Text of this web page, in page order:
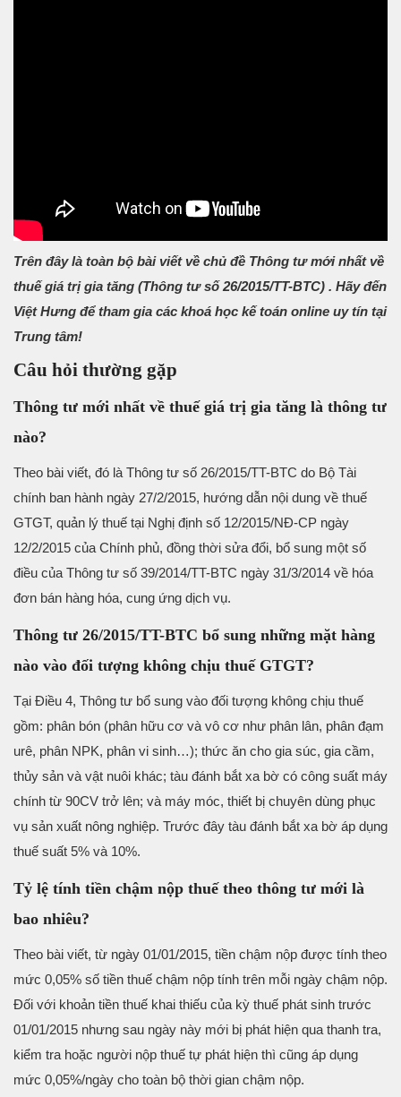
Trên đây là toàn bộ bài viết về chủ đề Thông tư mới nhất về
thuế giá trị gia tăng (Thông tư số 26/2015/TT-BTC) . Hãy đến
Việt Hưng để tham gia các khoá học kế toán online uy tín tại
Trung tâm!
Câu hỏi thường gặp
Thông tư mới nhất về thuế giá trị gia tăng là thông tư
nào?
Theo bài viết, đó là Thông tư số 26/2015/TT-BTC do Bộ Tài
chính ban hành ngày 27/2/2015, hướng dẫn nội dung về thuế
GTGT, quản lý thuế tại Nghị định số 12/2015/NĐ-CP ngày
12/2/2015 của Chính phủ, đồng thời sửa đổi, bổ sung một số
điều của Thông tư số 39/2014/TT-BTC ngày 31/3/2014 về hóa
đơn bán hàng hóa, cung ứng dịch vụ.
Thông tư 26/2015/TT-BTC bổ sung những mặt hàng
nào vào đối tượng không chịu thuế GTGT?
Tại Điều 4, Thông tư bổ sung vào đối tượng không chịu thuế
gồm: phân bón (phân hữu cơ và vô cơ như phân lân, phân đạm
urê, phân NPK, phân vi sinh…); thức ăn cho gia súc, gia cầm,
thủy sản và vật nuôi khác; tàu đánh bắt xa bờ có công suất máy
chính từ 90CV trở lên; và máy móc, thiết bị chuyên dùng phục
vụ sản xuất nông nghiệp. Trước đây tàu đánh bắt xa bờ áp dụng
thuế suất 5% và 10%.
Tỷ lệ tính tiền chậm nộp thuế theo thông tư mới là
bao nhiêu?
Theo bài viết, từ ngày 01/01/2015, tiền chậm nộp được tính theo
mức 0,05% số tiền thuế chậm nộp tính trên mỗi ngày chậm nộp.
Đối với khoản tiền thuế khai thiếu của kỳ thuế phát sinh trước
01/01/2015 nhưng sau ngày này mới bị phát hiện qua thanh tra,
kiểm tra hoặc người nộp thuế tự phát hiện thì cũng áp dụng
mức 0,05%/ngày cho toàn bộ thời gian chậm nộp.